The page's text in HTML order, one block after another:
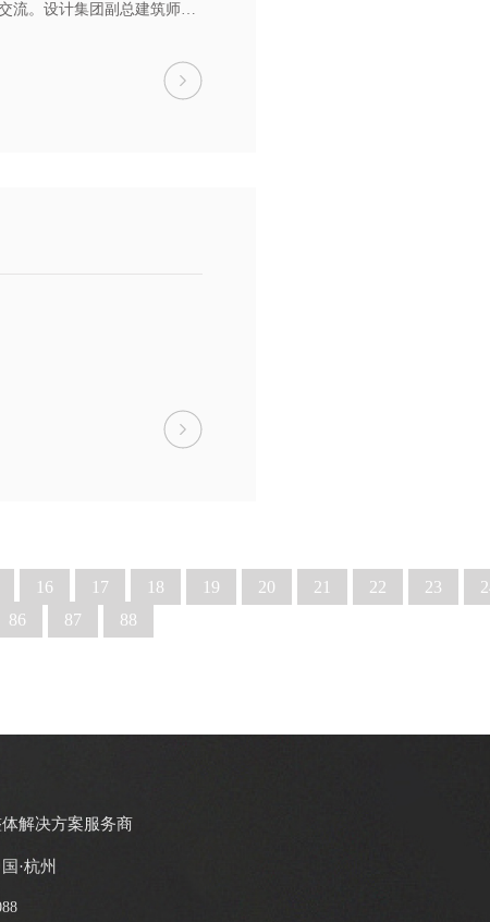
流。设计集团副总建筑师、
政总监戴玲玲等一行领导陪
16 17 18 19 20 21 22 23
86 87 88
解决方案服务商
·杭州